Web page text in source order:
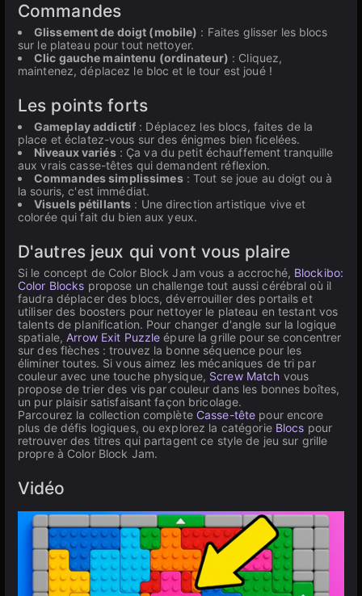
Commandes
Glissement de doigt (mobile) : Faites glisser les blocs
sur le plateau pour tout nettoyer.
Clic gauche maintenu (ordinateur) : Cliquez,
maintenez, déplacez le bloc et le tour est joué !
Les points forts
Gameplay addictif : Déplacez les blocs, faites de la
place et éclatez-vous sur des énigmes bien ficelées.
Niveaux variés: Ça va du petit échauffement tranquille
aux vrais casse-têtes qui demandent réflexion.
Commandes simplissimes: Tout se joue au doigt ou à
la souris, c'est immédiat.
Visuels pétillants : Une direction artistique vive et
colorée qui fait du bien aux yeux.
D'autres jeux qui vont vous plaire
Si le concept de Color Block Jam vous a accroché, Blockibo:
Color Blocks propose un challenge tout aussi cérébral où il
faudra déplacer des blocs, déverrouiller des portails et
utiliser des boosters pour nettoyer le plateau en testant vos
talents de planification. Pour changer d'angle sur la logique
spatiale,Arrow Exit Puzzle épure la grille pour se concentrer
sur des flèches : trouvez la bonne séquence pour les
éliminer toutes. Si vous aimez les mécaniques de tri par
couleur avec une touche physique, Screw Match vous
propose de trier des vis par couleur dans les bonnes boîtes,
un pur plaisir satisfaisant façon bricolage.
Parcourez la collection complète Casse-tête pour encore
plus de défis logiques, ou explorez la catégorie Blocs pour
retrouver des titres qui partagent ce style de jeu sur grille
propre à Color Block Jam.
Vidéo